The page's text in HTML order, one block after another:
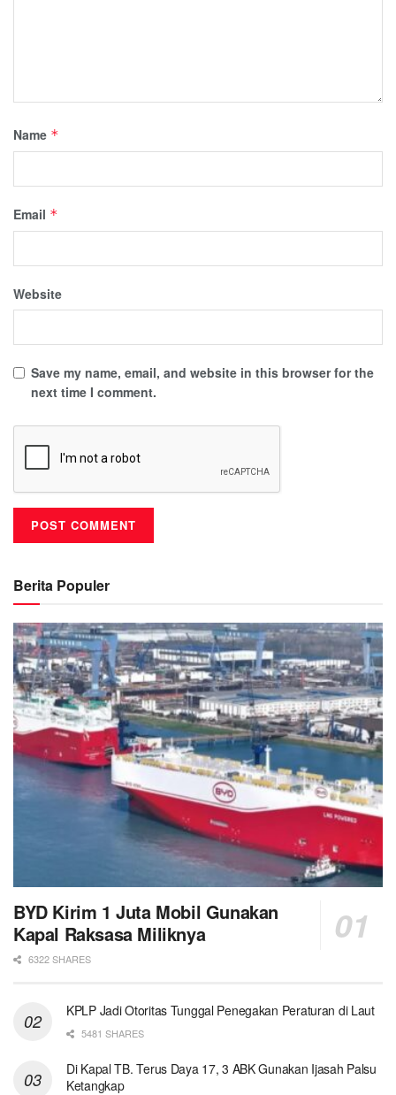
Name *
Email *
Website
Save my name, email, and website in this browser for the
next time I comment.
Berita Populer
BYD Kirim 1 Juta Mobil Gunakan
Kapal Raksasa Miliknya
6322 SHARES
KPLP Jadi Otoritas Tunggal Penegakan Peraturan di Laut
5481 SHARES
Di Kapal TB. Terus Daya 17, 3 ABK Gunakan Ijasah Palsu
Ketangkap